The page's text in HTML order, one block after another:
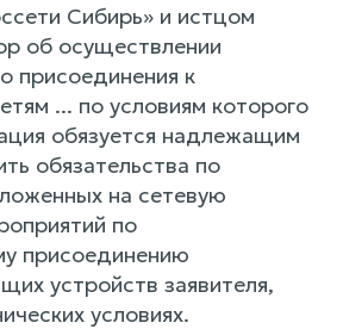
Сибирь» и истцом
об осуществлении
присоединения к
... по условиям которого
обязуется надлежащим
обязательства по
на сетевую
по
присоединению
устройств заявителя,
условиях.